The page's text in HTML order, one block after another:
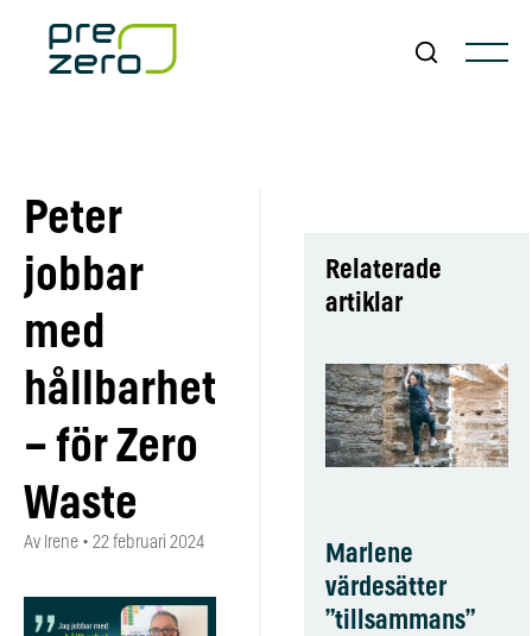
Peter
jobbar
med
hållbarhet
– för Zero
Waste
Av Irene • 22 februari 2024
Relaterade
artiklar
Marlene
värdesätter
”tillsammans”